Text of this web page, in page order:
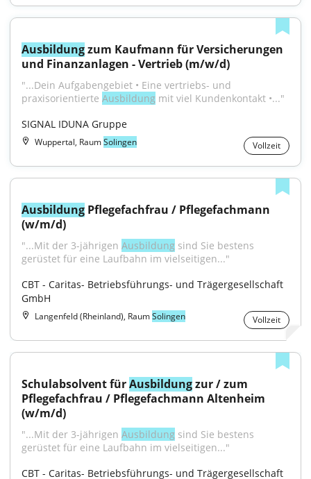
Ausbildung zum Kaufmann für Versicherungen
und Finanzanlagen - Vertrieb (m/w/d)
"...Dein Aufgabengebiet • Eine vertriebs- und
praxisorientierte Ausbildung mit viel Kundenkontakt •..."
SIGNAL IDUNA Gruppe
Wuppertal, RaumSolingen Vollzeit
Ausbildung Pflegefachfrau / Pflegefachmann
(w/m/d)
"...Mit der 3-jährigen Ausbildung sind Sie bestens
gerüstet für eine Laufbahn im vielseitigen..."
CBT - Caritas- Betriebsführungs- und Trägergesellschaft
GmbH
Langenfeld (Rheinland), RaumSolingen Vollzeit
Schulabsolvent für Ausbildung zur / zum
Pflegefachfrau / Pflegefachmann Altenheim
(w/m/d)
"...Mit der 3-jährigen Ausbildung sind Sie bestens
gerüstet für eine Laufbahn im vielseitigen..."
CBT - Caritas- Betriebsführungs- und Trägergesellschaft